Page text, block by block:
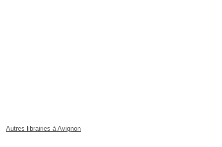
Autres librairies à Avignon